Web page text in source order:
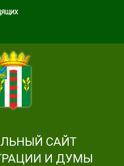
САЙТ
И ДУМЫ